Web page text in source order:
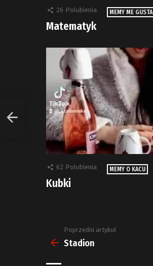
26 Polubienia MEMY ME GUSTA
Matematyk
62 Polubienia MEMY O KACU
Kubki
Zobacz
więcej
Poprzedni artykuł
Stadion